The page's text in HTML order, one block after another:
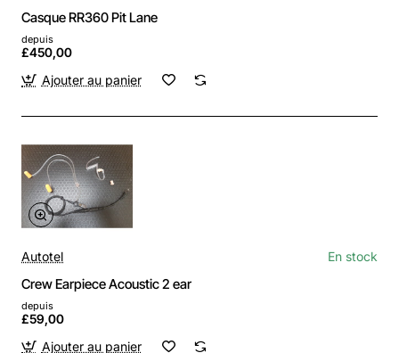
Casque RR360 Pit Lane
depuis
£450,00
Ajouter au panier
Autotel En stock
Crew Earpiece Acoustic 2 ear
depuis
£59,00
Ajouter au panier